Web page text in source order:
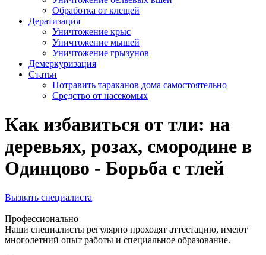
Обработка от клещей
Дератизация
Уничтожение крыс
Уничтожение мышей
Уничтожение грызунов
Демеркуризация
Статьи
Потравить тараканов дома самостоятельно
Средство от насекомых
Как избавиться от тли: на
деревьях, розах, смородине в
Одинцово - Борьба с тлей
Вызвать специалиста
Профессионально
Наши специалисты регулярно проходят аттестацию, имеют
многолетний опыт работы и специальное образование.